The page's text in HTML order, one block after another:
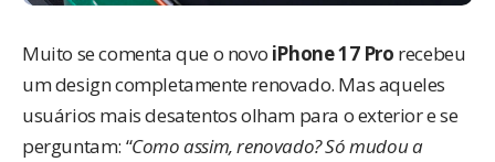
Muito se comenta que o novo iPhone 17 Pro recebeu
um design completamente renovado. Mas aqueles
usuários mais desatentos olham para o exterior e se
perguntam: “Como assim, renovado? Só mudou a